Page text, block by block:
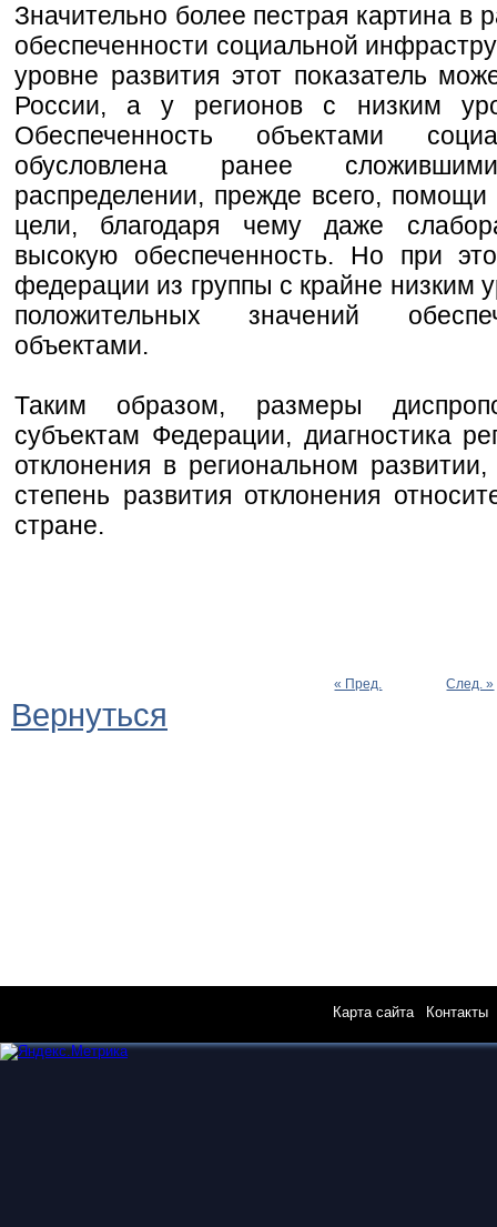
Значительно более пестрая картина в
обеспеченности социальной
уровне развития этот показатель
России, а у регионов с низким
Обеспеченность объектами
обусловлена ранее
распределении, прежде всего,
цели, благодаря чему даже
высокую обеспеченность. Но при
федерации из группы с крайне низким
положительных значений
объектами.
Таким образом, размеры
субъектам Федерации, диагностика
отклонения в региональном
степень развития отклонения
стране.
« Пред. След. »
Вернуться
Карта сайта| Контакты